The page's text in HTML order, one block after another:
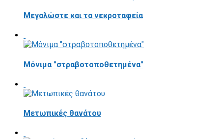
Μεγαλώστε και τα νεκροταφεία
Μόνιμα "στραβοτοποθετημένα"
Μετωπικές θανάτου